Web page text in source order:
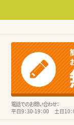
電話でのお問い合わせ：
平日9：30-19：00 土日10：